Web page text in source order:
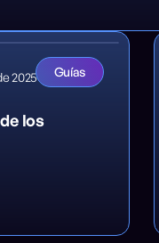
Guías
2025
los